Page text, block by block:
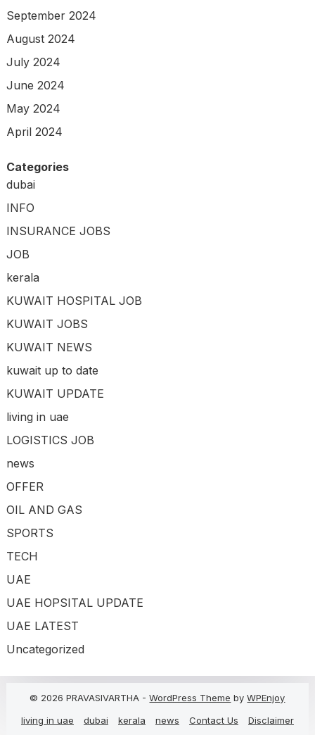
September 2024
August 2024
July 2024
June 2024
May 2024
April 2024
Categories
dubai
INFO
INSURANCE JOBS
JOB
kerala
KUWAIT HOSPITAL JOB
KUWAIT JOBS
KUWAIT NEWS
kuwait up to date
KUWAIT UPDATE
living in uae
LOGISTICS JOB
news
OFFER
OIL AND GAS
SPORTS
TECH
UAE
UAE HOPSITAL UPDATE
UAE LATEST
Uncategorized
© 2026 PRAVASIVARTHA -WordPress Theme byWPEnjoy
living in uae
dubai kerala news Contact Us
Disclaimer